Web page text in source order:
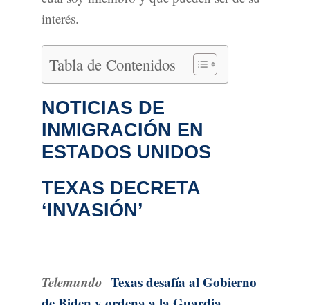
interés.
Tabla de Contenidos
NOTICIAS DE
INMIGRACIÓN EN
ESTADOS UNIDOS
TEXAS DECRETA
‘INVASIÓN’
Telemundo Texas desafía al Gobierno